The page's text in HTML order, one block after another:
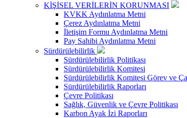
KİŞİSEL VERİLERİN KORUNMASI
KVKK Aydınlatma Metni
Çerez Aydınlatma Metni
İletişim Formu Aydınlatma Metni
Pay Sahibi Aydınlatma Metni
Sürdürülebilirlik
Sürdürülebilirlik Politikası
Sürdürülebilirlik Komitesi
Sürdürülebilirlik Komitesi Görev ve
Sürdürülebilirlik Raporları
Çevre Politikası
Sağlık, Güvenlik ve Çevre Politikası
Karbon Ayak İzi Raporları